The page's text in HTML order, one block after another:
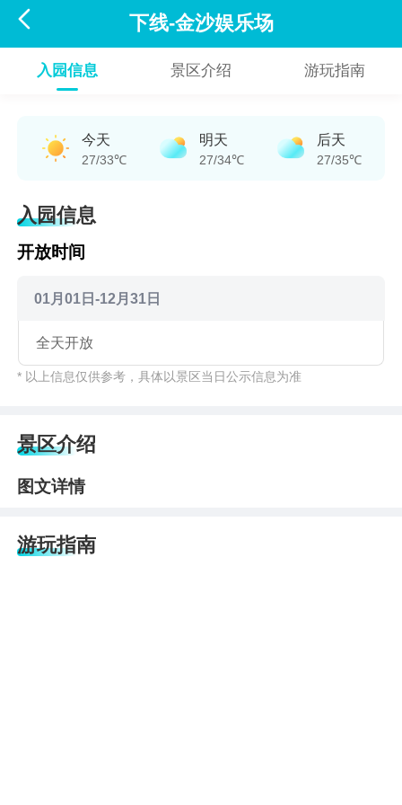
 下线-金沙娱乐场
入园信息 景区介绍 游玩指南
今天
27/33℃
明天
27/34℃
后天
27/35℃
入园信息
开放时间
01月01日-12月31日
全天开放
* 以上信息仅供参考，具体以景区当日公示信息为准
景区介绍
图文详情
游玩指南